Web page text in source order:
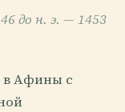
до н. э. — 1453
в Афины с